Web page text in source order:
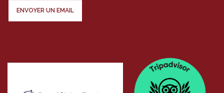
ENVOYER UN EMAIL